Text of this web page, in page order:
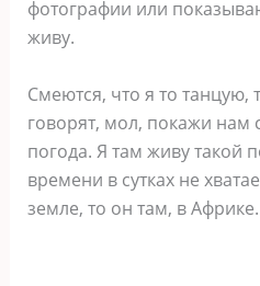
фотографии или
живу.
Смеются, что я то танцую,
говорят, мол, покажи нам
погода. Я там живу такой
времени в сутках не
земле, то он там, в Африке.